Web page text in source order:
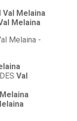
Val Melaina
Melaina
Val